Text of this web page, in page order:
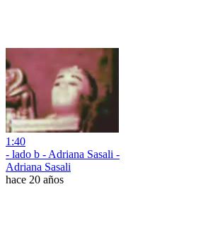
1:40
- lado b - Adriana Sasali -
Adriana Sasali
hace 20 años